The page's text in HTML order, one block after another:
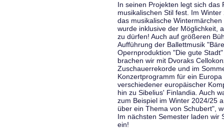
In seinen Projekten legt sich das
musikalischen Stil fest. Im
das musikalische
wurde inklusive der Möglichkeit,
zu dürfen! Auch auf größeren
Aufführung der Ballettmusik
Opernproduktion "Die gute
brachen wir mit Dvoraks
Zuschauerrekorde und im
Konzertprogramm für ein
verschiedener europäischer
hin zu Sibelius' Finlandia. Auch
zum Beispiel im Winter 2024/25
über ein Thema von Schubert",
Im nächsten Semester laden wir
ein!